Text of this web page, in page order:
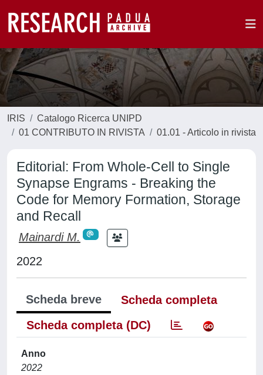
IRIS
Catalogo Ricerca UNIPD
01 CONTRIBUTO IN RIVISTA
01.01 - Articolo in rivista
Editorial: From Whole-Cell to Single
Synapse Engrams - Breaking the
Code for Memory Formation, Storage
and Recall
Mainardi M.
2022
Scheda breve
Scheda completa
Scheda completa (DC)
Anno
2022